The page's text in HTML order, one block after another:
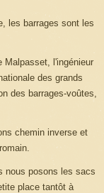
les barrages sont les
Malpasset, l'ingénieur
des grands
des barrages-voûtes,
chemin inverse et
nous posons les sacs
place tantôt à